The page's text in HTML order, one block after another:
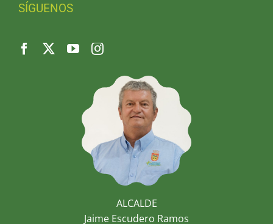
SÍGUENOS
ALCALDE
Jaime Escudero Ramos